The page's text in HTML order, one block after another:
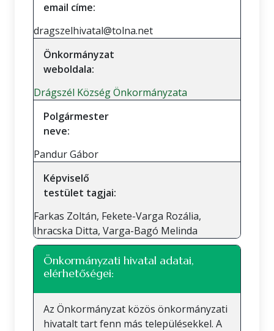
email címe:
dragszelhivatal@tolna.net
Önkormányzat
weboldala:
Drágszél Község Önkormányzata
Polgármester
neve:
Pandur Gábor
Képviselő
testület tagjai:
Farkas Zoltán, Fekete-Varga Rozália,
Ihracska Ditta, Varga-Bagó Melinda
Önkormányzati hivatal adatai,
elérhetőségei:
Az Önkormányzat közös önkormányzati
hivatalt tart fenn más településekkel. A